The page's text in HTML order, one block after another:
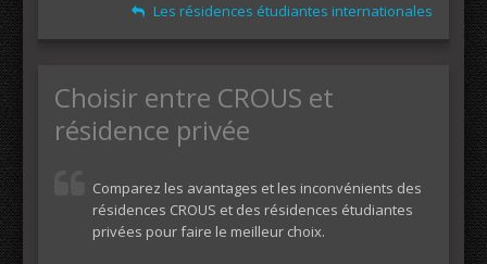
Les résidences étudiantes internationales
Choisir entre CROUS et
résidence privée
Comparez les avantages et les inconvénients des
résidences CROUS et des résidences étudiantes
privées pour faire le meilleur choix.